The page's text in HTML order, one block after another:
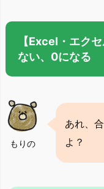
【Excel・エク
ない、0になる
もりの
あれ、
よ？